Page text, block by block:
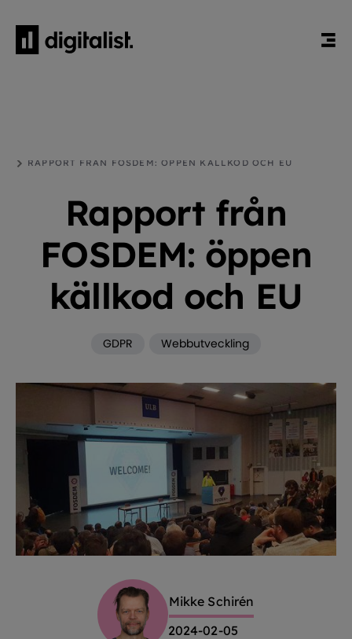
RAPPORT FRÅN FOSDEM: ÖPPEN KÄLLKOD OCH EU
Rapport från
FOSDEM: öppen
källkod och EU
GDPR Webbutveckling
Mikke Schirén
2024-02-05